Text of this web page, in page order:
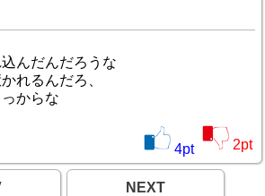
んだんだろうな
れるんだろ、
からな
4pt 2pt
NEXT